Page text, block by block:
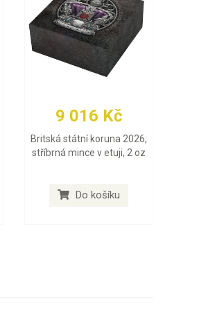
9 016 Kč
Britská státní koruna 2026,
stříbrná mince v etuji, 2 oz
Do košíku